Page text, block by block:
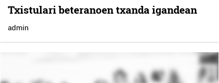
Txistulari beteranoen txanda igandean
admin